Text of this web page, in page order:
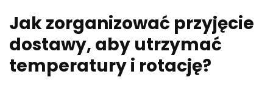
Jak zorganizować przyjęcie
dostawy, aby utrzymać
temperatury i rotację?